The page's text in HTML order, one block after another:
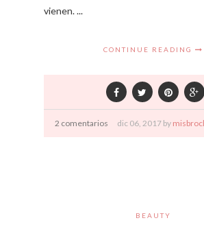
vienen. ...
CONTINUE READING
2 comentarios dic 06, 2017 by
BEAUTY